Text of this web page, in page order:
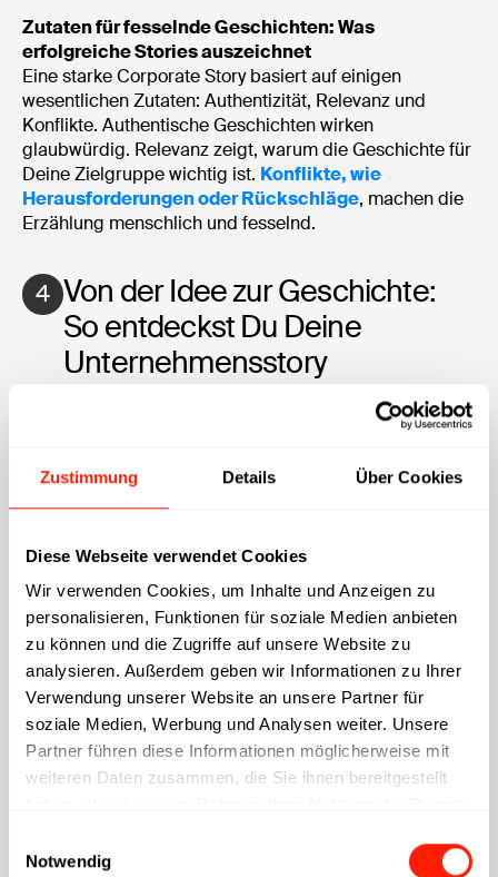
Zustimmung Details Über Cookies
Diese Webseite verwendet Cookies
Wir verwenden Cookies, um Inhalte und Anzeigen zu
personalisieren, Funktionen für soziale Medien anbieten
zu können und die Zugriffe auf unsere Website zu
analysieren. Außerdem geben wir Informationen zu Ihrer
Verwendung unserer Website an unsere Partner für
soziale Medien, Werbung und Analysen weiter. Unsere
Partner führen diese Informationen möglicherweise mit
weiteren Daten zusammen, die Sie ihnen bereitgestellt
Notwendig
Zutaten für fesselnde Geschichten: Was
erfolgreiche Stories auszeichnet
Eine starke Corporate Story basiert auf einigen
wesentlichen Zutaten: Authentizität, Relevanz und
Konflikte. Authentische Geschichten wirken
glaubwürdig. Relevanz zeigt, warum die Geschichte für
Deine Zielgruppe wichtig ist. Konflikte, wie
Herausforderungen oder Rückschläge, machen die
Erzählung menschlich und fesselnd.
4 Von der Idee zur Geschichte:
So entdeckst Du Deine
Unternehmensstory
Tools und Techniken, um spannende Geschichten
als Du denkst. Interviewe Mitarbeiter, analysiere
Kundenfeedback oder tauche in Deine
Frameworks wie der Heldenreise kannst Du Deine
Erzählung strukturieren und dramaturgisch
ansprechend gestalten.
Inspirierende Praxisbeispiele: Corporate Stories,
die begeistern
Ein Beispiel für eine gelungene Corporate Story ist die
von TOMS. Das Unternehmen erzählt die Geschichte
eines einfachen Schuhkaufs, der gleichzeitig einem
Bedürftigen hilft. Diese "One for One"-Mission macht
Auch Dein Unternehmen hat solche Geschichten – Du
musst sie nur entdecken.